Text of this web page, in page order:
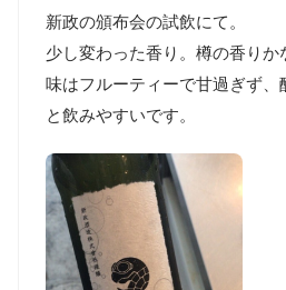
新政の頒布会の試飲にて。
少し変わった香り。樽の香りか
味はフルーティーで甘過ぎず、
と飲みやすいです。